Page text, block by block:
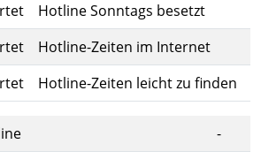
Hotline Sonntags besetzt
Hotline-Zeiten im Internet
Hotline-Zeiten leicht zu finden
-